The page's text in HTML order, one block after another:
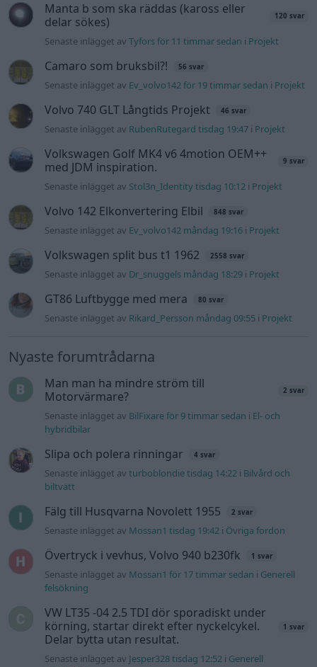
Manta b som ska räddas (kaross eller
delar sökes)
120 svar
Senaste inlägget avTyfors för 11 timmar sedan i Projekt
Camaro som bruksbil?! 56 svar
Senaste inlägget av Ev_volvo142 för 19 timmar sedan i Projekt
Volvo 740 GLT Långtids Projekt 46 svar
Senaste inlägget av RubenRutegard tisdag 19:47 i Projekt
Volkswagen Golf MK4 v6 4motion OEM++
med JDM inspiration.
9 svar
Senaste inlägget av Stol3n_Identity tisdag 10:12 i Projekt
Volvo 142 Elkonvertering Elbil 848 svar
Senaste inlägget av Ev_volvo142 måndag 19:16 i Projekt
Volkswagen split bus t1 1962 2558 svar
Senaste inlägget av Dr_snuggels måndag 18:29 i Projekt
GT86 Luftbygge med mera 80 svar
Senaste inlägget av Rikard_Persson måndag 09:55 i Projekt
Nyaste forumtrådarna
Man man ha mindre ström till
Motorvärmare?
2 svar
Senaste inlägget av BilFixare för 9 timmar sedan i El- och
hybridbilar
Slipa och polera rinningar 4 svar
Senaste inlägget avturboblondie tisdag 14:22 i Bilvård och
biltvätt
Fälg till Husqvarna Novolett 1955 2 svar
Senaste inlägget av Mossan1 tisdag 19:42 i Övriga fordon
Övertryck i vevhus, Volvo 940 b230fk 1 svar
Senaste inlägget av Mossan1 för 17 timmar sedan i Generell
felsökning
VW LT35 -04 2.5 TDI dör sporadiskt under
körning, startar direkt efter nyckelcykel.
Delar bytta utan resultat.
1 svar
Senaste inlägget av Jesper328 tisdag 12:52 i Generell